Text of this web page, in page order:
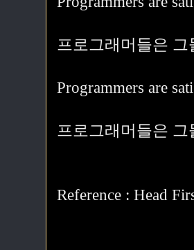
프로그래머들은
Programmers are
프로그래머들은
Reference : Head